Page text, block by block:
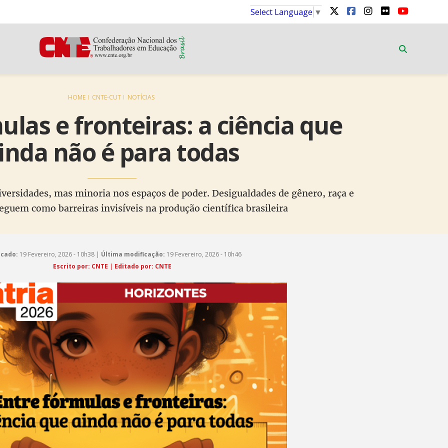
Select Language ▼
HOME CNTE-CUT NOTÍCIAS
e fronteiras: a ciência que
não é para todas
mas minoria nos espaços de poder. Desigualdades de gênero, raça e
como barreiras invisíveis na produção científica brasileira
19 Fevereiro, 2026 - 10h38 | Última modificação: 19 Fevereiro, 2026 - 10h46
Escrito por: CNTE | Editado por: CNTE